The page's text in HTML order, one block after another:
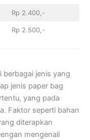
Rp 2.400,-
Rp 2.500,-
berbagai jenis yang
jenis paper bag
yang pada
Faktor seperti bahan
diterapkan
mengenali